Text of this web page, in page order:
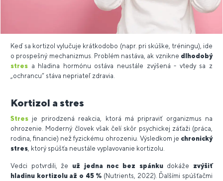
Keď sa kortizol vylučuje krátkodobo (napr. pri skúške, tréningu), ide
o prospešný mechanizmus. Problém nastáva, ak vznikne dlhodobý
stres a hladina hormónu ostáva neustále zvýšená - vtedy sa z
„ochrancu“ stáva nepriateľ zdravia.
Kortizol a stres
Stres je prirodzená reakcia, ktorá má pripraviť organizmus na
ohrozenie. Moderný človek však čelí skôr psychickej záťaži (práca,
rodina, financie) než fyzickému ohrozeniu. Výsledkom je chronický
stres , ktorý spúšťa neustále vyplavovanie kortizolu.
Vedci potvrdili, že už jedna noc bez spánkudokáže zvýšiť
hladinu kortizolu až o 45 % (Nutrients, 2022). Ďalšími spúšťačmi